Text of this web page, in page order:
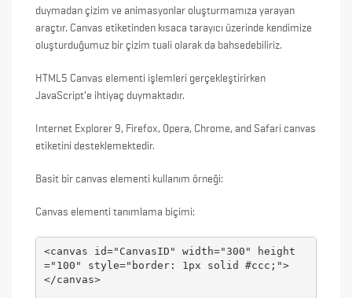
duymadan çizim ve animasyonlar oluşturmamıza yarayan
araçtır. Canvas etiketinden kısaca tarayıcı üzerinde kendimize
oluşturduğumuz bir çizim tuali olarak da bahsedebiliriz.
HTML5 Canvas elementi işlemleri gerçekleştirirken
JavaScript’e ihtiyaç duymaktadır.
Internet Explorer 9, Firefox, Opera, Chrome, and Safari canvas
etiketini desteklemektedir.
Basit bir canvas elementi kullanım örneği:
Canvas elementi tanımlama biçimi:
<canvas id="CanvasID" width="300" height
="100" style="border: 1px solid #ccc;">
</canvas>